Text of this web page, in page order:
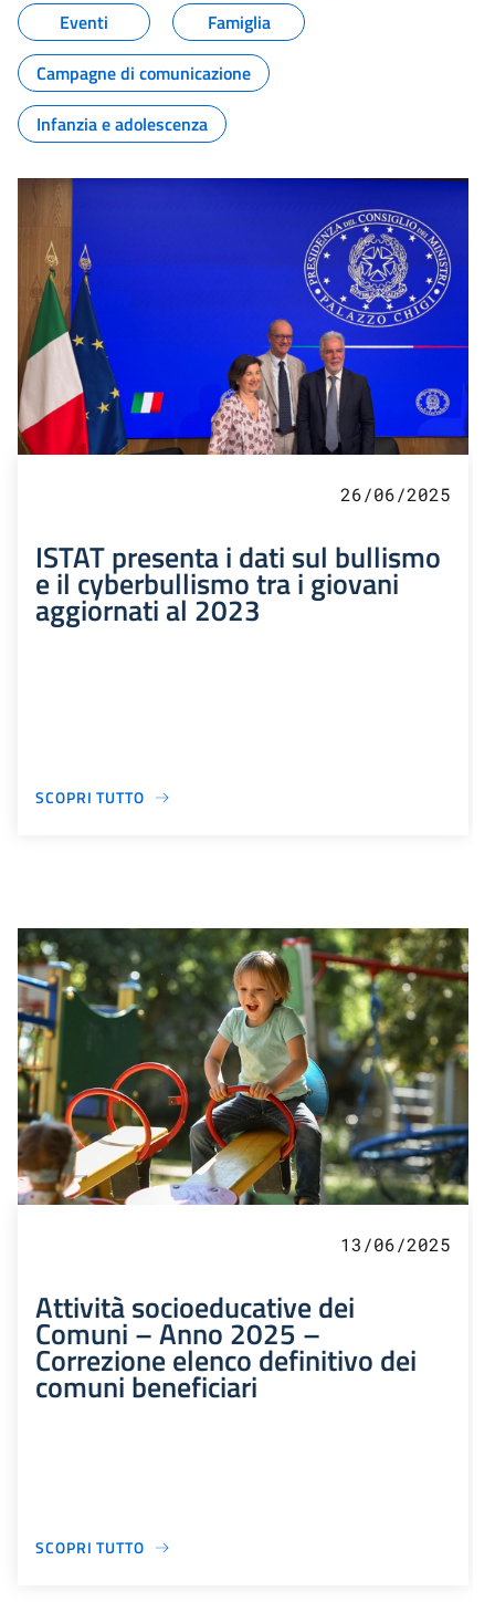
Eventi
Famiglia
Campagne di comunicazione
Infanzia e adolescenza
26/06/2025
ISTAT presenta i dati sul bullismo
e il cyberbullismo tra i giovani
aggiornati al 2023
SCOPRI TUTTO
13/06/2025
Attività socioeducative dei
Comuni – Anno 2025 –
Correzione elenco definitivo dei
comuni beneficiari
SCOPRI TUTTO